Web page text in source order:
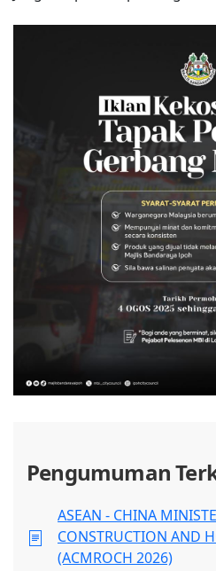
Pengumuman
ASEAN - CHINA
CONSTRUCTION AND
(ACMROCH 2026)